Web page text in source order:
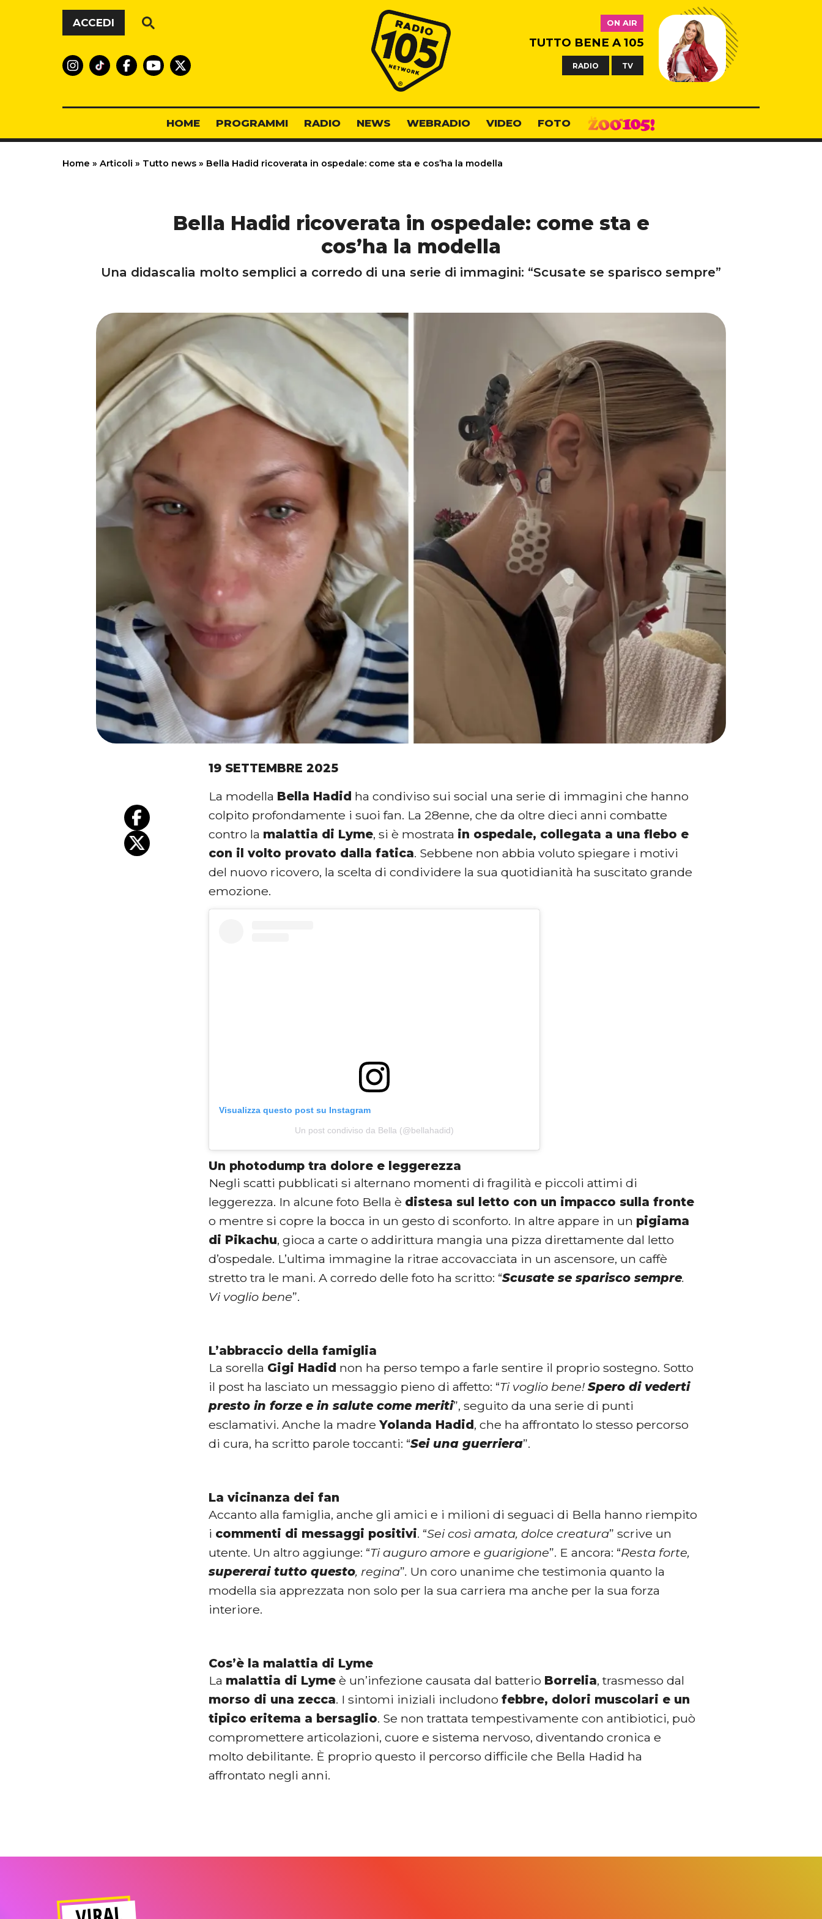
Vai al contenuto
ACCEDI
Radio 105
ON AIR
TUTTO BENE A 105
RADIO TV
HOME PROGRAMMI RADIO NEWS WEBRADIO VIDEO FOTO
Home » Articoli » Tutto news » Bella Hadid ricoverata in ospedale: come sta e cos’ha la modella
Bella Hadid ricoverata in ospedale: come sta e
cos’ha la modella
Una didascalia molto semplici a corredo di una serie di immagini: “Scusate se sparisco sempre”
19 SETTEMBRE 2025
La modella Bella Hadid ha condiviso sui social una serie di immagini che hanno
colpito profondamente i suoi fan. La 28enne, che da oltre dieci anni combatte
contro la malattia di Lyme, si è mostrata in ospedale, collegata a una flebo e
con il volto provato dalla fatica. Sebbene non abbia voluto spiegare i motivi
del nuovo ricovero, la scelta di condividere la sua quotidianità ha suscitato grande
emozione.
Visualizza questo post su Instagram
Un post condiviso da Bella (@bellahadid)
Un photodump tra dolore e leggerezza
Negli scatti pubblicati si alternano momenti di fragilità e piccoli attimi di
leggerezza. In alcune foto Bella è distesa sul letto con un impacco sulla fronte
o mentre si copre la bocca in un gesto di sconforto. In altre appare in un pigiama
di Pikachu, gioca a carte o addirittura mangia una pizza direttamente dal letto
d’ospedale. L’ultima immagine la ritrae accovacciata in un ascensore, un caffè
stretto tra le mani. A corredo delle foto ha scritto: “Scusate se sparisco sempre.
Vi voglio bene”.
L’abbraccio della famiglia
La sorella Gigi Hadid non ha perso tempo a farle sentire il proprio sostegno. Sotto
il post ha lasciato un messaggio pieno di affetto: “Ti voglio bene!Spero di vederti
presto in forze e in salute come meriti”, seguito da una serie di punti
esclamativi. Anche la madreYolanda Hadid, che ha affrontato lo stesso percorso
di cura, ha scritto parole toccanti: “Sei una guerriera”.
La vicinanza dei fan
Accanto alla famiglia, anche gli amici e i milioni di seguaci di Bella hanno riempito
i commenti di messaggi positivi. “Sei così amata, dolce creatura” scrive un
utente. Un altro aggiunge: “Ti auguro amore e guarigione”. E ancora: “Resta forte,
supererai tutto questo, regina”. Un coro unanime che testimonia quanto la
modella sia apprezzata non solo per la sua carriera ma anche per la sua forza
interiore.
Cos’è la malattia di Lyme
La malattia di Lyme è un’infezione causata dal batterio Borrelia, trasmesso dal
morso di una zecca. I sintomi iniziali includonofebbre, dolori muscolari e un
tipico eritema a bersaglio. Se non trattata tempestivamente con antibiotici, può
compromettere articolazioni, cuore e sistema nervoso, diventando cronica e
molto debilitante. È proprio questo il percorso difficile che Bella Hadid ha
affrontato negli anni.